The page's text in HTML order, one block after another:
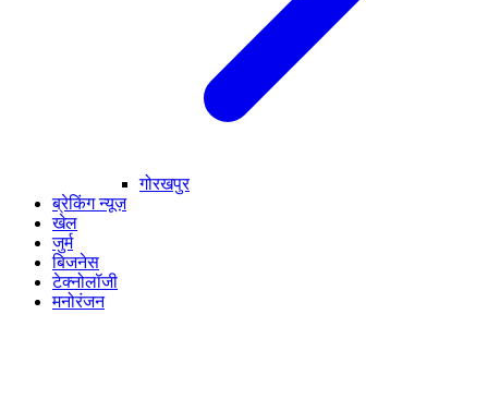
गोरखपुर
ब्रेकिंग न्यूज़
खेल
जुर्म
बिजनेस
टेक्नोलॉजी
मनोरंजन